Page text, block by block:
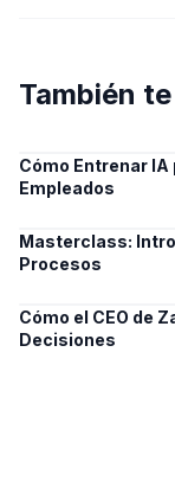
También
Cómo Entrenar
Empleados
Masterclass:
Procesos
Cómo el CEO de
Decisiones